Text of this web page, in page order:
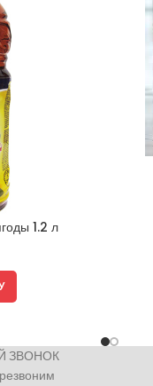
1.2 л
ЗВОНОК